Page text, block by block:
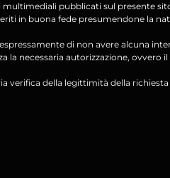
pubblicati sul presente
in buona fede presumendone la
di non avere alcuna
la necessaria autorizzazione, ovvero
verifica della legittimità della